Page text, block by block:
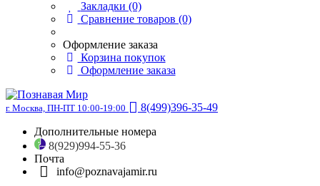
Закладки (0)
Сравнение товаров (0)
Оформление заказа
Корзина покупок
Оформление заказа
г. Москва, ПН-ПТ 10:00-19:00
8(499)396-35-49
Дополнительные номера
8(929)994-55-36
Почта
info@poznavajamir.ru